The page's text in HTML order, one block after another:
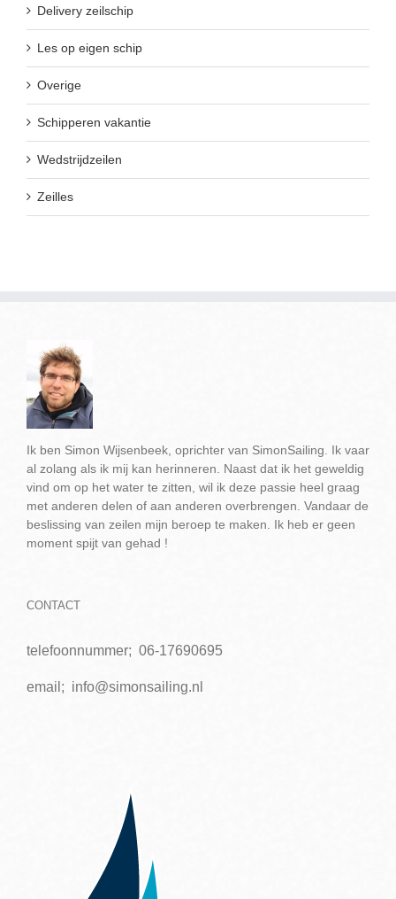
Delivery zeilschip
Les op eigen schip
Overige
Schipperen vakantie
Wedstrijdzeilen
Zeilles
Ik ben Simon Wijsenbeek, oprichter van SimonSailing. Ik vaar
al zolang als ik mij kan herinneren. Naast dat ik het geweldig
vind om op het water te zitten, wil ik deze passie heel graag
met anderen delen of aan anderen overbrengen. Vandaar de
beslissing van zeilen mijn beroep te maken. Ik heb er geen
moment spijt van gehad !
CONTACT
telefoonnummer; 06-17690695
email; info@simonsailing.nl